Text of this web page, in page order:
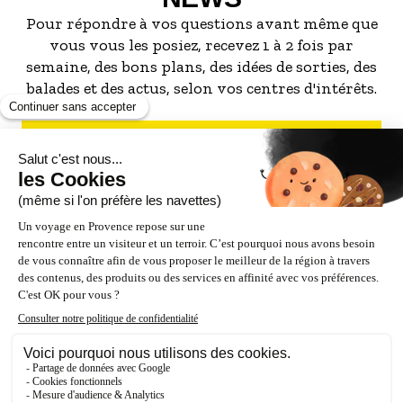
un lieu de pélerinage.
9- Après la visite du vallon, prenez à gauche le
chemin du Garlaban, tournez à droite sur le
chemin des Gabrielles puis de nouveau à droite
sur le bd Alphonse David. Revenez sur la place
des Héros.
10- Prenez à droite la rue Théophile Paulet.
Découvrez une maison datée de 1696 et enfin la
porte Rimée ou Brulée qui termine la rue.
Pour répondre à vos questions avant même que
vous vous les posiez, recevez 1 à 2 fois par
semaine, des bons plans, des idées de sorties, des
balades et des actus, selon vos centres d'intérêts.
S'INSCRIRE À LA NEWSLETTER
NOS PARTENAIRES
ESPACE PRO / PRESSE